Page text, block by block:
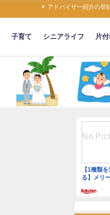
アドバイザー紹介の登
子育て シニアライフ 片